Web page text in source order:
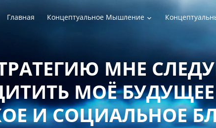
Главная Концептуальное Мышление
МНЕ
МОЁ
И СОЦИАЛЬНОЕ